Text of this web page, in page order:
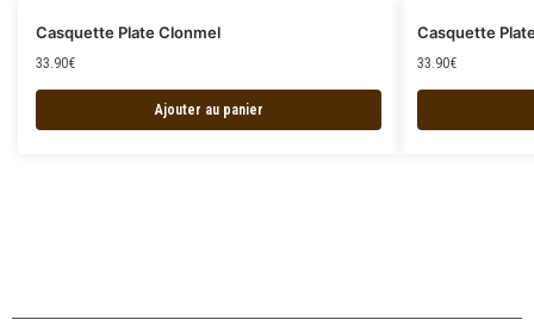
Casquette Plate Clonmel
33.90€
Ajouter au panier
Casquette
33.90€